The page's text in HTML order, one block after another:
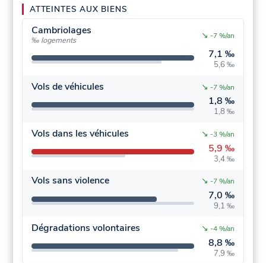
ATTEINTES AUX BIENS
Cambriolages
‰ logements
7,1 ‰
5,6 ‰
↘ -7 %/an
Vols de véhicules
1,8 ‰
1,8 ‰
↘ -7 %/an
Vols dans les véhicules
5,9 ‰
3,4 ‰
↘ -3 %/an
Vols sans violence
7,0 ‰
9,1 ‰
↘ -7 %/an
Dégradations volontaires
8,8 ‰
7,9 ‰
↘ -4 %/an